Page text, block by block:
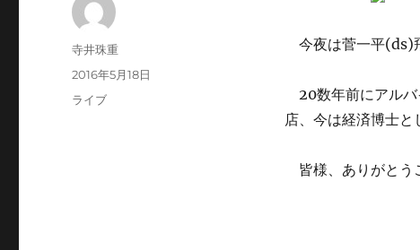
今夜は菅一平(ds)
20数年前にアルバ
店、今は経済博士と
皆様、ありがとう
投
寺井珠重
投
稿
2016年5月18日
カ
ライブ